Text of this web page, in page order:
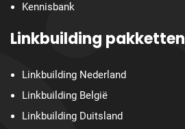
Kennisbank
Linkbuilding pakketten
Linkbuilding Nederland
Linkbuilding België
Linkbuilding Duitsland